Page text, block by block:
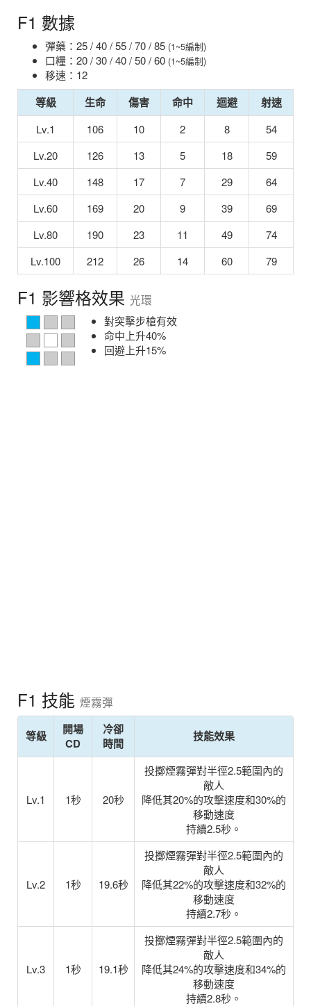
F1 數據
彈藥：25 / 40 / 55 / 70 / 85 (1~5編制)
口糧：20 / 30 / 40 / 50 / 60 (1~5編制)
移速：12
等級 生命 傷害 命中 迴避 射速
Lv.1 106 10 2 8
54
Lv.20
126 13 5 18
59
Lv.40
148 17 7 29
64
Lv.60
169 20 9 39
69
Lv.80
190 23 11 49
74
Lv.100
212 26 14 60 79
F1 影響格效果 光環
對突擊步槍有效
命中上升40%
回避上升15%
F1 技能 煙霧彈
等級
開場
CD
冷卻
時間
技能效果
Lv.1 1秒 20秒
投擲煙霧彈對半徑2.5範圍內的
敵人
降低其20%的攻擊速度和30%的
移動速度
持續2.5秒。
Lv.2 1秒 19.6秒
投擲煙霧彈對半徑2.5範圍內的
敵人
降低其22%的攻擊速度和32%的
移動速度
持續2.7秒。
Lv.3 1秒 19.1秒
投擲煙霧彈對半徑2.5範圍內的
敵人
降低其24%的攻擊速度和34%的
移動速度
持續2.8秒。